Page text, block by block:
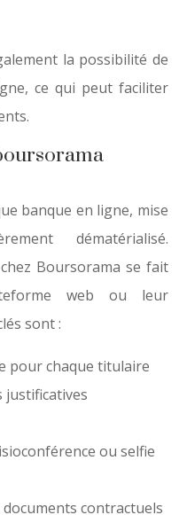
la possibilité de
ce qui peut faciliter
banque en ligne, mise
dématérialisé.
Boursorama se fait
web ou leur
sont :
pour chaque titulaire
justificatives
ou selfie
contractuels